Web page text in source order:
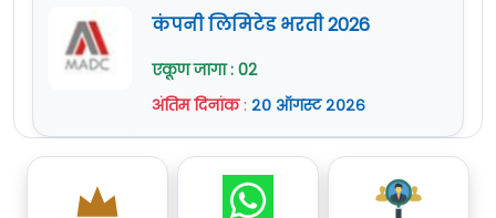
कंपनी लिमिटेड भरती 2026
एकूण जागा : 02
अंतिम दिनांक: २० ऑगस्ट २०२६